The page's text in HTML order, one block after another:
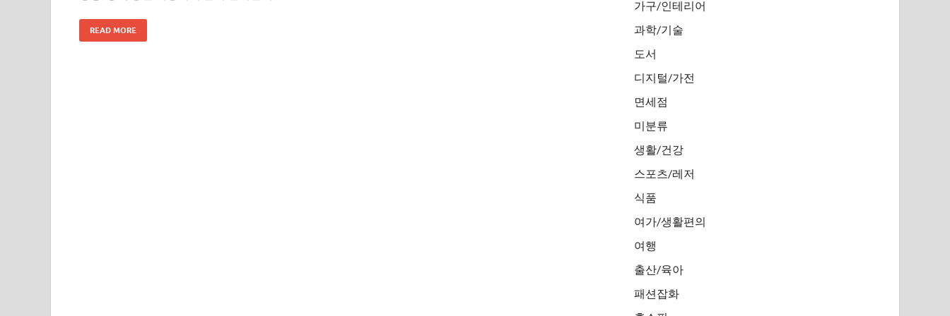
READ MORE
가구/인테리어
과학/기술
도서
디지털/가전
면세점
미분류
생활/건강
스포츠/레저
식품
여가/생활편의
여행
출산/육아
패션잡화